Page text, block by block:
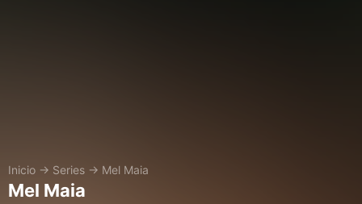
Inicio → Series → Mel Maia
Mel Maia